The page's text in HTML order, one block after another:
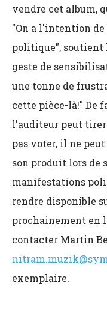
vendre cet album,
"On a l'intention de
politique", soutient
geste de
une tonne de
cette pièce-là!" De
l'auditeur peut tirer
pas voter, il ne
son produit lors de
manifestations
rendre disponible
prochainement en
contacter Martin
exemplaire.